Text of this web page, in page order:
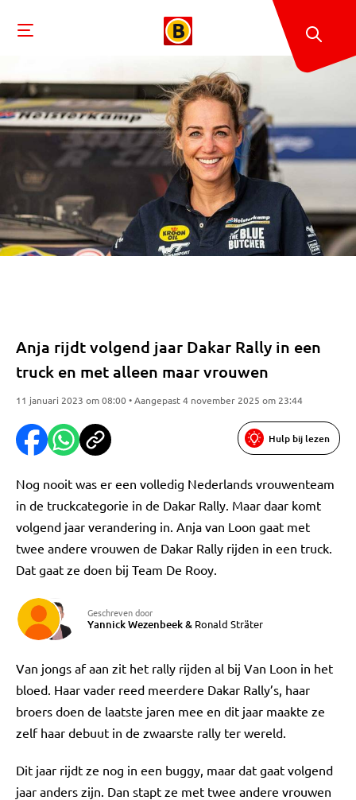
Anja rijdt volgend jaar Dakar Rally in een
truck en met alleen maar vrouwen
11 januari 2023 om 08:00 • Aangepast 4 november 2025 om 23:44
Hulp bij lezen
Nog nooit was er een volledig Nederlands vrouwenteam
in de truckcategorie in de Dakar Rally. Maar daar komt
volgend jaar verandering in. Anja van Loon gaat met
twee andere vrouwen de Dakar Rally rijden in een truck.
Dat gaat ze doen bij Team De Rooy.
Geschreven door
Yannick Wezenbeek& Ronald Sträter
Van jongs af aan zit het rally rijden al bij Van Loon in het
bloed. Haar vader reed meerdere Dakar Rally’s, haar
broers doen de laatste jaren mee en dit jaar maakte ze
zelf haar debuut in de zwaarste rally ter wereld.
Dit jaar rijdt ze nog in een buggy, maar dat gaat volgend
jaar anders zijn. Dan stapt ze met twee andere vrouwen